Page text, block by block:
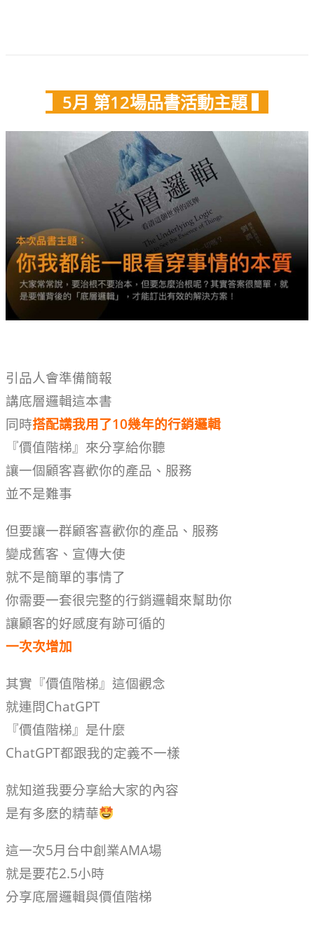
▍5月 第12場品書活動主題
引品人會準備簡報
講底層邏輯這本書
同時搭配講我用了10幾年的行銷邏輯
『價值階梯』來分享給你聽
讓一個顧客喜歡你的產品、服務
並不是難事
但要讓一群顧客喜歡你的產品、服務
變成舊客、宣傳大使
就不是簡單的事情了
你需要一套很完整的行銷邏輯來幫助你
讓顧客的好感度有跡可循的
一次次增加
其實『價值階梯』這個觀念
就連問ChatGPT
『價值階梯』是什麼
ChatGPT都跟我的定義不一樣
就知道我要分享給大家的內容
是有多麽的精華
這一次5月台中創業AMA場
就是要花2.5小時
分享底層邏輯與價值階梯